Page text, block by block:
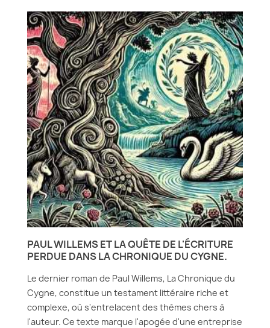
PAUL WILLEMS ET LA QUÊTE DE L'ÉCRITURE
PERDUE DANS LA CHRONIQUE DU CYGNE.
Le dernier roman de Paul Willems, La Chronique du
Cygne, constitue un testament littéraire riche et
complexe, où s'entrelacent des thèmes chers à
l'auteur. Ce texte marque l'apogée d'une entreprise